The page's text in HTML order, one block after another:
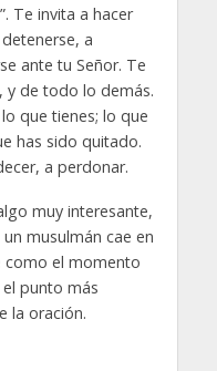
Te invita a hacer
a
ante tu Señor. Te
y de todo lo demás.
que tienes; lo que
has sido quitado.
a perdonar.
muy interesante,
musulmán cae en
como el momento
punto más
la oración.